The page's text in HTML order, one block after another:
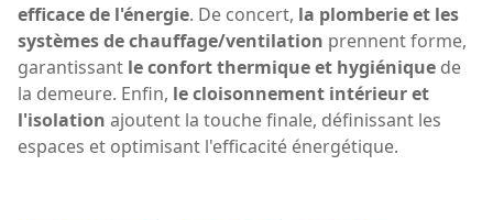
efficace de l'énergie. De concert, la plomberie et les
systèmes de chauffage/ventilation prennent forme,
garantissant le confort thermique et hygiénique de
la demeure. Enfin, le cloisonnement intérieur et
l'isolation ajoutent la touche finale, définissant les
espaces et optimisant l'efficacité énergétique.